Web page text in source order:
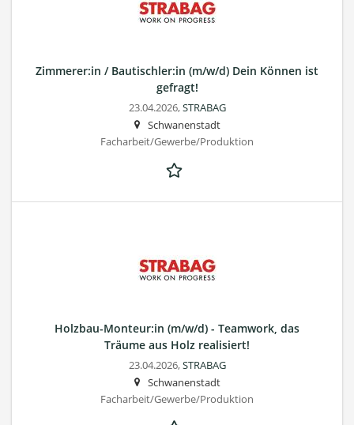
Zimmerer:in / Bautischler:in (m/w/d) Dein Können ist
gefragt!
23.04.2026,STRABAG
Schwanenstadt
Facharbeit/Gewerbe/Produktion
Holzbau-Monteur:in (m/w/d) - Teamwork, das
Träume aus Holz realisiert!
23.04.2026,STRABAG
Schwanenstadt
Facharbeit/Gewerbe/Produktion